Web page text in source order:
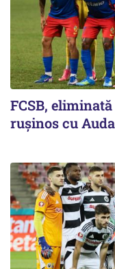
FCSB,
ruşinos cu Auda